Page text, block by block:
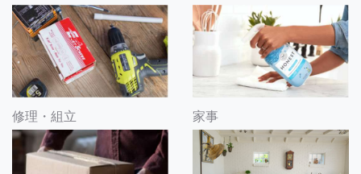
修理・組立 家事